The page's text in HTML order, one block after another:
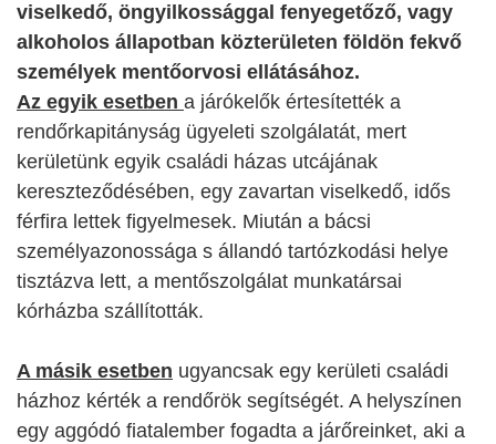
viselkedő, öngyilkossággal fenyegetőző, vagy
alkoholos állapotban közterületen földön fekvő
személyek mentőorvosi ellátásához.
Az egyik esetben a járókelők értesítették a
rendőrkapitányság ügyeleti szolgálatát, mert
kerületünk egyik családi házas utcájának
kereszteződésében, egy zavartan viselkedő, idős
férfira lettek figyelmesek. Miután a bácsi
személyazonossága s állandó tartózkodási helye
tisztázva lett, a mentőszolgálat munkatársai
kórházba szállították.
A másik esetben ugyancsak egy kerületi családi
házhoz kérték a rendőrök segítségét. A helyszínen
egy aggódó fiatalember fogadta a járőreinket, aki a